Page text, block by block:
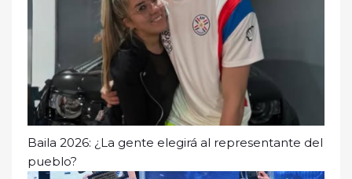
Baila 2026: ¿La gente elegirá al representante del
pueblo?